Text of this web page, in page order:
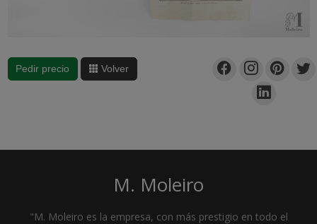
Pedir precio Volver
M. Moleiro
"M. Moleiro es la empresa, con más prestigio en todo el